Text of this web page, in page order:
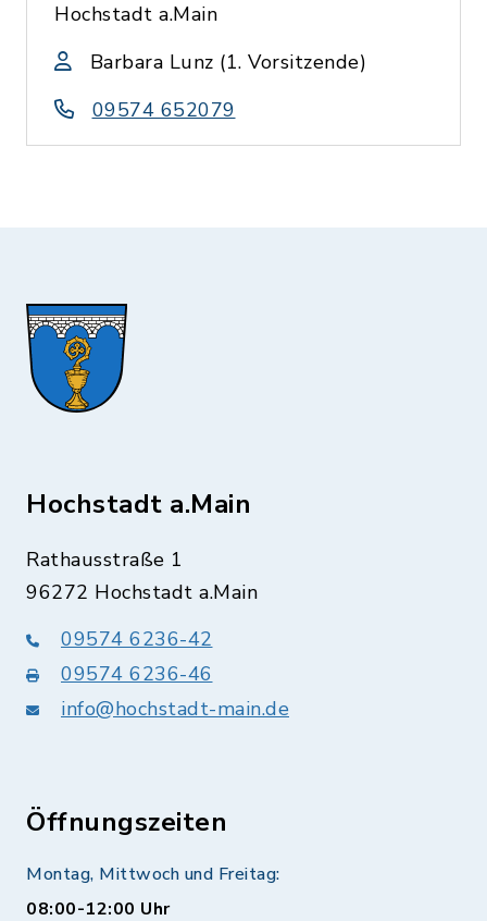
Hochstadt a.Main
Barbara Lunz (1. Vorsitzende)
09574 652079
Hochstadt a.Main
Rathausstraße 1
96272 Hochstadt a.Main
09574 6236-42
09574 6236-46
info@hochstadt-main.de
Öffnungszeiten
Montag, Mittwoch und Freitag:
08:00-12:00 Uhr